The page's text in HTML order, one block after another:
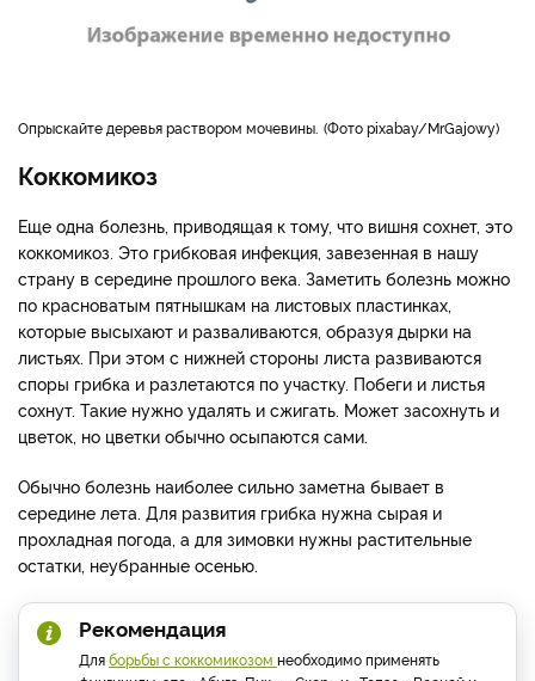
Опрыскайте деревья раствором мочевины. Фото pixabay/MrGajowy
Коккомикоз
Еще одна болезнь, приводящая к тому, что вишня сохнет, это
коккомикоз. Это грибковая инфекция, завезенная в нашу
страну в середине прошлого века. Заметить болезнь можно
по красноватым пятнышкам на листовых пластинках,
которые высыхают и разваливаются, образуя дырки на
листьях. При этом с нижней стороны листа развиваются
споры грибка и разлетаются по участку. Побеги и листья
сохнут. Такие нужно удалять и сжигать. Может засохнуть и
цветок, но цветки обычно осыпаются сами.
Обычно болезнь наиболее сильно заметна бывает в
середине лета. Для развития грибка нужна сырая и
прохладная погода, а для зимовки нужны растительные
остатки, неубранные осенью.
Рекомендация
Дляборьбы с коккомикозом необходимо применять